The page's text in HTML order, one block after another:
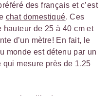
des français et c’est
chat domestiqué. Ces
de 25 à 40 cm et
d’un mètre! En fait, le
monde est détenu par un
mesure près de 1,25